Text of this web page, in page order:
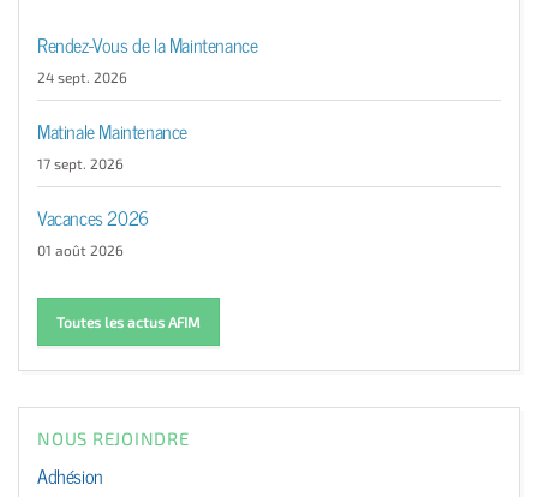
Rendez-Vous de la Maintenance
24 sept. 2026
Matinale Maintenance
17 sept. 2026
Vacances 2026
01 août 2026
Toutes les actus AFIM
NOUS REJOINDRE
Adhésion